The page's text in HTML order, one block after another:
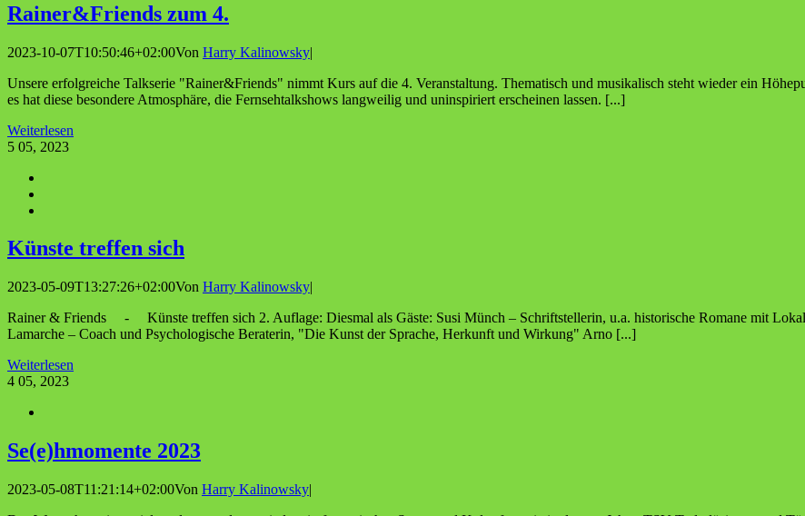
Rainer&Friends zum 4.
2023-10-07T10:50:46+02:00Von Harry Kalinowsky|
Unsere erfolgreiche Talkserie "Rainer&Friends" nimmt Kurs auf die 4. Veranstaltung. Thematisch und musikalisch steht wieder ein
es hat diese besondere Atmosphäre, die Fernsehtalkshows langweilig und uninspiriert erscheinen lassen. [...]
Weiterlesen
5 05, 2023
Küns­te tref­fen sich
2023-05-09T13:27:26+02:00Von Harry Kalinowsky|
Rainer & Friends - Künste treffen sich 2. Auflage: Diesmal als Gäste: Susi Münch – Schriftstellerin, u.a. historische Romane mit
Lamarche – Coach und Psychologische Beraterin, "Die Kunst der Sprache, Herkunft und Wirkung" Arno [...]
Weiterlesen
4 05, 2023
Se(e)hmomente 2023
2023-05-08T11:21:14+02:00Von Harry Kalinowsky|